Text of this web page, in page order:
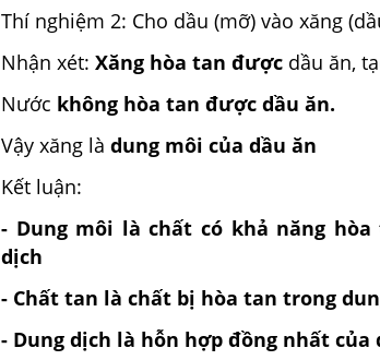
Thí nghiệm 2: Cho dầu (mỡ) vào xăng
Nhận xét: Xăng hòa tan được dầu ăn,
Nước không hòa tan được dầu ăn.
Vậy xăng là dung môi của dầu ăn
Kết luận:
- Dung môi là chất có khả năng
dịch
- Chất tan là chất bị hòa tan trong
- Dung dịch là hỗn hợp đồng nhất